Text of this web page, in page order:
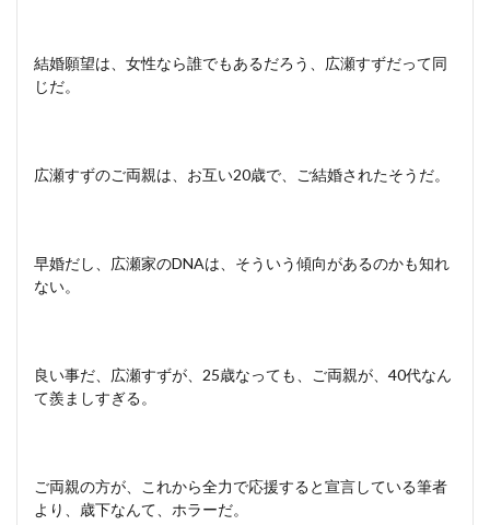
結婚願望は、女性なら誰でもあるだろう、広瀬すずだって同
じだ。
広瀬すずのご両親は、お互い20歳で、ご結婚されたそうだ。
早婚だし、広瀬家のDNAは、そういう傾向があるのかも知れ
ない。
良い事だ、広瀬すずが、25歳なっても、ご両親が、40代なん
て羨ましすぎる。
ご両親の方が、これから全力で応援すると宣言している筆者
より、歳下なんて、ホラーだ。